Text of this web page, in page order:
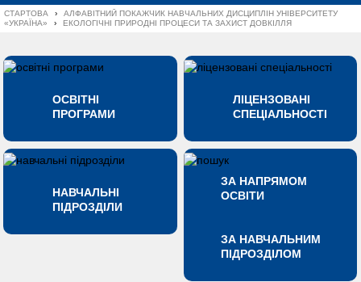
СТАРТОВА ›
АЛФАВІТНИЙ ПОКАЖЧИК НАВЧАЛЬНИХ ДИСЦИПЛІН УНІВЕРСИТЕТУ
«УКРАЇНА»
› ЕКОЛОГІЧНІ ПРИРОДНІ ПРОЦЕСИ ТА ЗАХИСТ ДОВКІЛЛЯ
ОСВІТНІ
ПРОГРАМИ
ЛІЦЕНЗОВАНІ
СПЕЦІАЛЬНОСТІ
НАВЧАЛЬНІ
ПІДРОЗДІЛИ
ЗА НАПРЯМОМ
ОСВІТИ
ЗА НАВЧАЛЬНИМ
ПІДРОЗДІЛОМ